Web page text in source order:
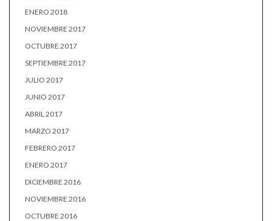
ENERO 2018
NOVIEMBRE 2017
OCTUBRE 2017
SEPTIEMBRE 2017
JULIO 2017
JUNIO 2017
ABRIL 2017
MARZO 2017
FEBRERO 2017
ENERO 2017
DICIEMBRE 2016
NOVIEMBRE 2016
OCTUBRE 2016